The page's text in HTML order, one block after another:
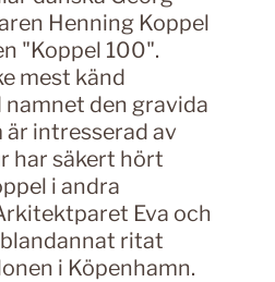
Henning Koppel
"Koppel 100".
mest känd
den gravida
är intresserad av
har säkert hört
i andra
Eva och
ritat
i Köpenhamn.